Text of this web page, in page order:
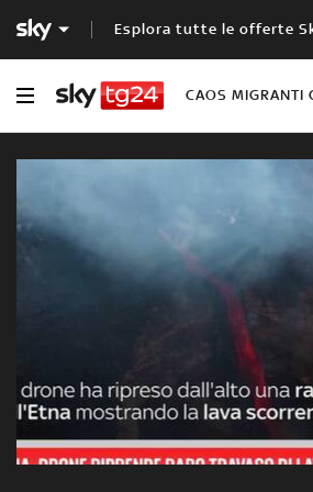
Esplora tutte le offerte
CAOS MIGRANTI